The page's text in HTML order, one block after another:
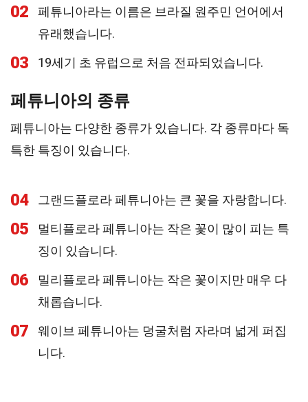
02
페튜니아라는 이름은 브라질 원주민 언어에서
유래했습니다.
03 19세기 초 유럽으로 처음 전파되었습니다.
페튜니아의 종류
페튜니아는 다양한 종류가 있습니다. 각 종류마다 독
특한 특징이 있습니다.
04 그랜드플로라 페튜니아는 큰 꽃을 자랑합니다.
05
멀티플로라 페튜니아는 작은 꽃이 많이 피는 특
징이 있습니다.
06
밀리플로라 페튜니아는 작은 꽃이지만 매우 다
채롭습니다.
07
웨이브 페튜니아는 덩굴처럼 자라며 넓게 퍼집
니다.